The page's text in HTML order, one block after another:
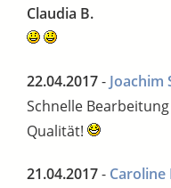
Claudia B.
22.04.2017- Joachim
Schnelle
Qualität!
21.04.2017- Caroline